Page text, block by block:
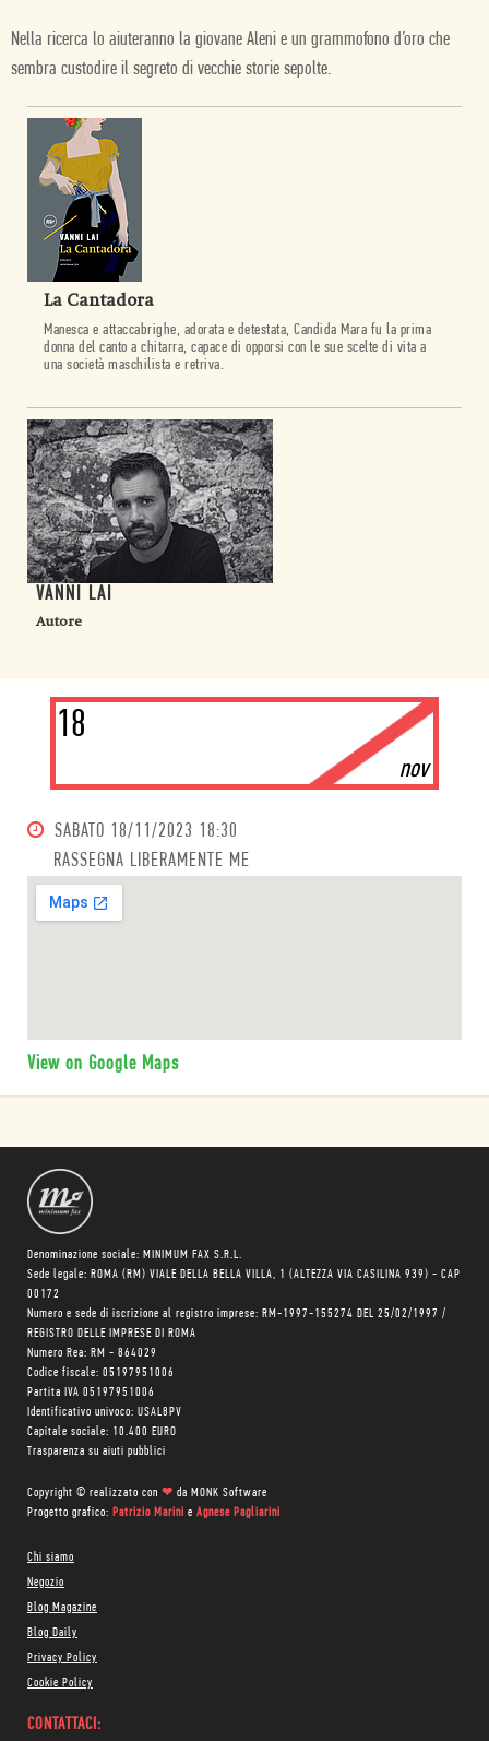
Nella ricerca lo aiuteranno la giovane Aleni e un grammofono d’oro che
sembra custodire il segreto di vecchie storie sepolte.
La Cantadora
Manesca e attaccabrighe, adorata e detestata, Candida Mara fu la prima
donna del canto a chitarra, capace di opporsi con le sue scelte di vita a
una società maschilista e retriva.
VANNI LAI
Autore
18
nov
SABATO 18/11/2023 18:30
RASSEGNA LIBERAMENTE ME
View on Google Maps
Denominazione sociale: MINIMUM FAX S.R.L.
Sede legale: ROMA (RM) VIALE DELLA BELLA VILLA, 1 (ALTEZZA VIA CASILINA 939) - CAP
00172
Numero e sede di iscrizione al registro imprese: RM-1997-155274 DEL 25/02/1997 /
REGISTRO DELLE IMPRESE DI ROMA
Numero Rea: RM - 864029
Codice fiscale: 05197951006
Partita IVA 05197951006
Identificativo univoco: USAL8PV
Capitale sociale: 10.400 EURO
Trasparenza su aiuti pubblici
Copyright © realizzato con ❤ da MONK Software
Progetto grafico: Patrizio Marini e Agnese Pagliarini
Chi siamo
Negozio
Blog Magazine
Blog Daily
Privacy Policy
Cookie Policy
CONTATTACI: